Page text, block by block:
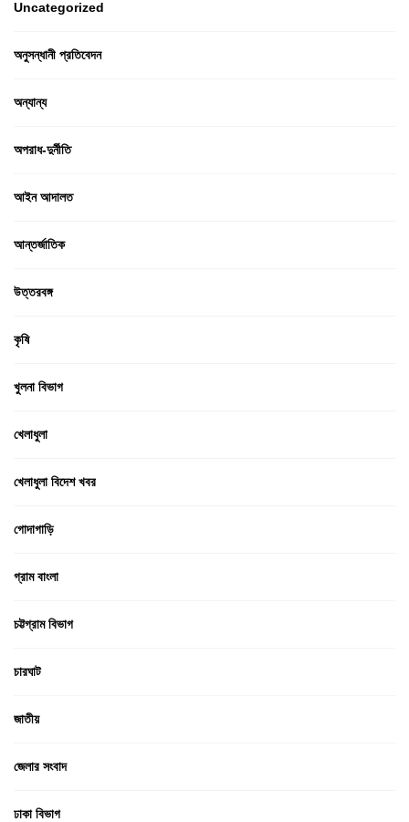
Uncategorized
অনুসন্ধানী প্রতিবেদন
অন্যান্য
অপরাধ-দুর্নীতি
আইন আদালত
আন্তর্জাতিক
উত্তরবঙ্গ
কৃষি
খুলনা বিভাগ
খেলাধুলা
খেলাধুলা বিদেশ খবর
গোদাগাড়ি
গ্রাম বাংলা
চট্টগ্রাম বিভাগ
চারঘাট
জাতীয়
জেলার সংবাদ
ঢাকা বিভাগ